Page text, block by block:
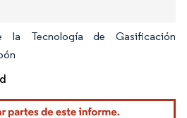
la Tecnología de Gasificación